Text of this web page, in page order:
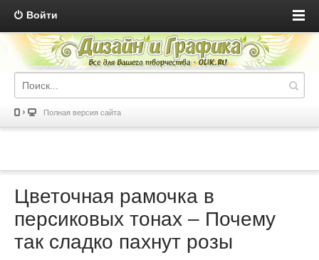
Войти
Полная версия сайта
Цветочная рамочка в
персиковых тонах – Почему
так сладко пахнут розы